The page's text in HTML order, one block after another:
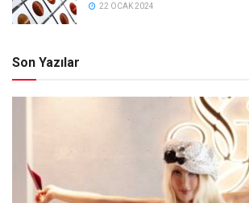
22 OCAK 2024
Son Yazılar